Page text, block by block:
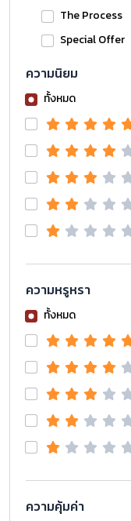
The Process
Special Offer
ความนิยม
ทั้งหมด
ความหรูหรา
ทั้งหมด
ความคุ้มค่า